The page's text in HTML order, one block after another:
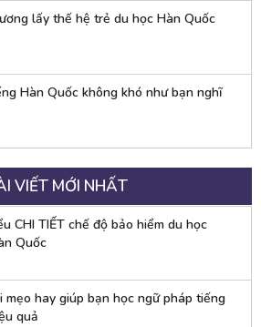
lấy thế hệ trẻ du học Hàn Quốc
Hàn Quốc không khó như bạn nghĩ
VIẾT MỚI NHẤT
CHI TIẾT chế độ bảo hiểm du học
Quốc
mẹo hay giúp bạn học ngữ pháp tiếng
quả